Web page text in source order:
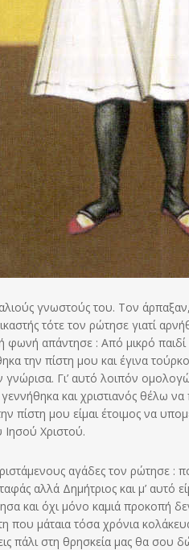
γνωστούς του. Τον
τότε τον ρώτησε γιατί
φωνή απάντησε : Από μικρό παιδί
την πίστη μου και έγινα
γνώρισα. Γι’ αυτό λοιπόν
γεννήθηκα και χριστιανός θέλω
πίστη μου είμαι έτοιμος να
Χριστού.
αγάδες τον ρώτησε
αλλά Δημήτριος και μ’ αυτό
και όχι μόνο καμιά προκοπή
μάταια τόσα χρόνια
πάλι στη θρησκεία μας θα σου